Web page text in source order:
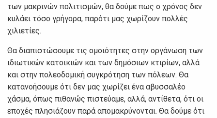
των μακρινών πολιτισμών, θα δούμε πως ο χρόνος δεν
κυλάει τόσο γρήγορα, παρότι μας χωρίζουν πολλές
χιλιετίες.
Θα διαπιστώσουμε τις ομοιότητες στην οργάνωση των
ιδιωτικών κατοικιών και των δημόσιων κτιρίων, αλλά
και στην πολεοδομική συγκρότηση των πόλεων. Θα
κατανοήσουμε ότι δεν μας χωρίζει ένα αβυσσαλέο
χάσμα, όπως πιθανώς πιστεύαμε, αλλά, αντίθετα, ότι οι
εποχές πλησιάζουν παρά απομακρύνονται. Θα δούμε ότι